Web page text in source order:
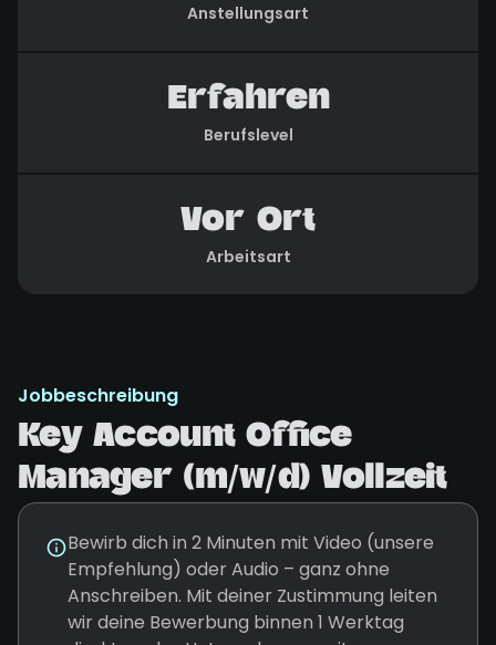
Anstellungsart
Erfahren
Berufslevel
Vor Ort
Arbeitsart
Jobbeschreibung
Key Account Office
Manager (m/w/d) Vollzeit
Bewirb dich in 2 Minuten mit Video (unsere
Empfehlung) oder Audio – ganz ohne
Anschreiben. Mit deiner Zustimmung leiten
wir deine Bewerbung binnen 1 Werktag